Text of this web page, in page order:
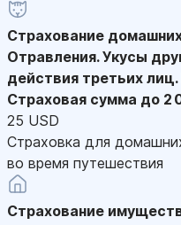
Страхование
Отравления. Укусы
действия третьих
Страховая сумма до 2
25 USD
Страховка для
во время путешествия
Страхование